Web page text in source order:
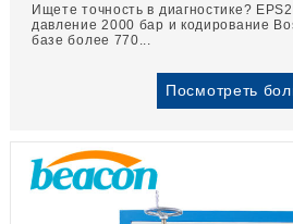
Ищете точность в диагностике?
давление 2000 бар и кодирование
базе более 770...
Посмотреть